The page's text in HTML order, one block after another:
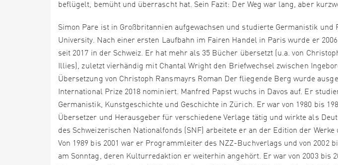
beflügelt, bemüht und überrascht hat. Sein Fazit: Der Weg war lang, aber
Simon Pare ist in Großbritannien aufgewachsen und studierte Germanistik und
University. Nach einer ersten Laufbahn im Fairen Handel in Paris wurde er
seit 2017 in der Schweiz. Er hat mehr als 35 Bücher übersetzt (u.a. von
Illies), zuletzt vierhändig mit Chantal Wright den Briefwechsel zwischen
Übersetzung von Christoph Ransmayrs Roman Der fliegende Berg wurde
International Prize 2018 nominiert. Manfred Papst wuchs in Davos auf. Er
Germanistik, Kunstgeschichte und Geschichte in Zürich. Er war von 1980 bis
Übersetzer und Herausgeber für verschiedene Verlage tätig und wirkte als
des Schweizerischen Nationalfonds (SNF) arbeitete er an der Edition der
Von 1989 bis 2001 war er Programmleiter des NZZ-Buchverlags und von 2002
am Sonntag, deren Kulturredaktion er weiterhin angehört. Er war von 2003 bis